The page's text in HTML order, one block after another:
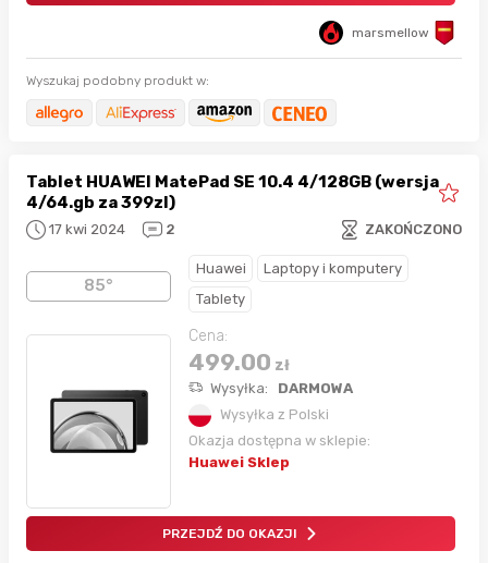
marsmellow
Wyszukaj podobny produkt w:
Tablet HUAWEI MatePad SE 10.4 4/128GB (wersja
4/64.gb za 399zl)
17 kwi 2024 2 ZAKOŃCZONO
85°
Huawei
Laptopy i komputery
Tablety
Cena:
499.00 zł
Wysyłka:
DARMOWA
Wysyłka z Polski
Okazja dostępna w sklepie:
Huawei Sklep
PRZEJDŹ DO OKAZJI